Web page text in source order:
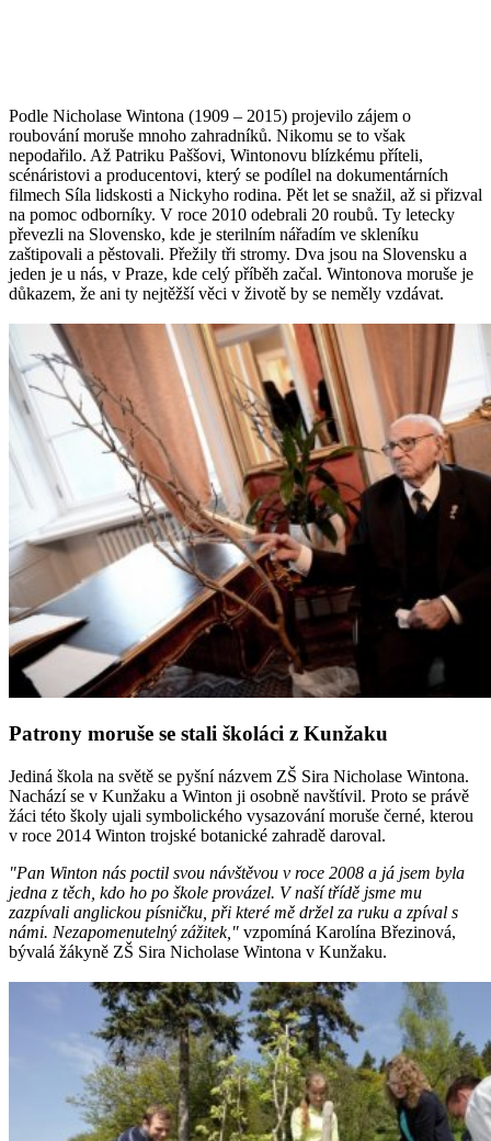
Podle Nicholase Wintona (1909 – 2015) projevilo zájem o
roubování moruše mnoho zahradníků. Nikomu se to však
nepodařilo. Až Patriku Paššovi, Wintonovu blízkému příteli,
scénáristovi a producentovi, který se podílel na dokumentárních
filmech Síla lidskosti a Nickyho rodina. Pět let se snažil, až si přizval
na pomoc odborníky. V roce 2010 odebrali 20 roubů. Ty letecky
převezli na Slovensko, kde je sterilním nářadím ve skleníku
zaštipovali a pěstovali. Přežily tři stromy. Dva jsou na Slovensku a
jeden je u nás, v Praze, kde celý příběh začal. Wintonova moruše je
důkazem, že ani ty nejtěžší věci v životě by se neměly vzdávat.
Patrony moruše se stali školáci z Kunžaku
Jediná škola na světě se pyšní názvem ZŠ Sira Nicholase Wintona.
Nachází se v Kunžaku a Winton ji osobně navštívil. Proto se právě
žáci této školy ujali symbolického vysazování moruše černé, kterou
v roce 2014 Winton trojské botanické zahradě daroval.
"Pan Winton nás poctil svou návštěvou v roce 2008 a já jsem byla
jedna z těch, kdo ho po škole provázel. V naší třídě jsme mu
zazpívali anglickou písničku, při které mě držel za ruku a zpíval s
námi. Nezapomenutelný zážitek," vzpomíná Karolína Březinová,
bývalá žákyně ZŠ Sira Nicholase Wintona v Kunžaku.